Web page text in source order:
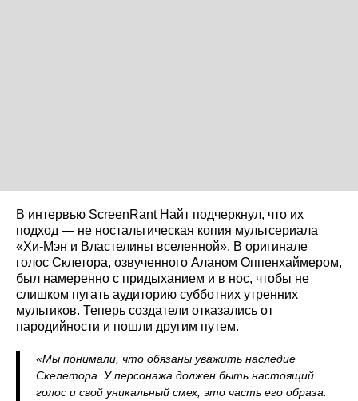
В интервью ScreenRant Найт подчеркнул, что их
подход — не ностальгическая копия мультсериала
«Хи-Мэн и Властелины вселенной». В оригинале
голос Склетора, озвученного Аланом Оппенхаймером,
был намеренно с придыханием и в нос, чтобы не
слишком пугать аудиторию субботних утренних
мультиков. Теперь создатели отказались от
пародийности и пошли другим путем.
«Мы понимали, что обязаны уважить наследие
Скелетора. У персонажа должен быть настоящий
голос и свой уникальный смех, это часть его образа.